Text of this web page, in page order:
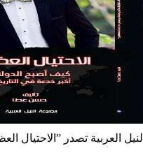
النيل العربية تصدر ”الاحتيال